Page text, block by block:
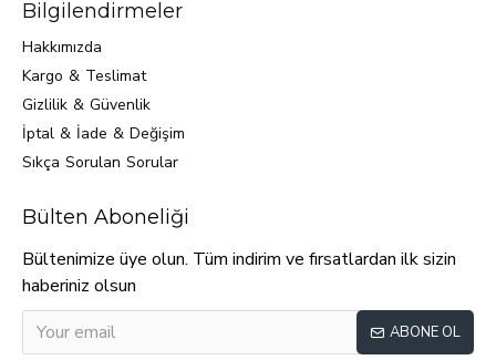
Bilgilendirmeler
Hakkımızda
Kargo & Teslimat
Gizlilik & Güvenlik
İptal & İade & Değişim
Sıkça Sorulan Sorular
Bülten Aboneliği
Bültenimize üye olun. Tüm indirim ve fırsatlardan ilk sizin
haberiniz olsun
ABONE OL